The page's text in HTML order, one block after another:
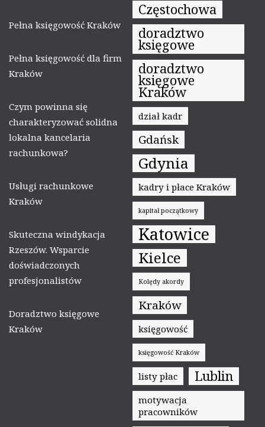
Pełna księgowość Kraków
Pełna księgowość dla firm
Kraków
Czym powinna się
charakteryzować solidna
lokalna kancelaria
rachunkowa?
Usługi rachunkowe
Kraków
Skuteczna windykacja
Rzeszów. Wsparcie
doświadczonych
profesjonalistów
Doradztwo księgowe
Kraków
Częstochowa
doradztwo
księgowe
doradztwo
księgowe
Kraków
dział kadr
Gdańsk
Gdynia
kadry i płace Kraków
kapitał początkowy
Katowice
Kielce
Kolędy akordy
Kraków
księgowość
księgowość Kraków
listy płac Lublin
motywacja
pracowników